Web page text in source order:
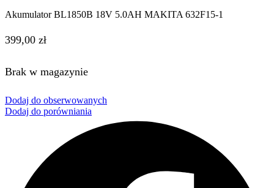
Akumulator BL1850B 18V 5.0AH MAKITA 632F15-1
399,00 zł
Brak w magazynie
Dodaj do obserwowanych
Dodaj do porówniania